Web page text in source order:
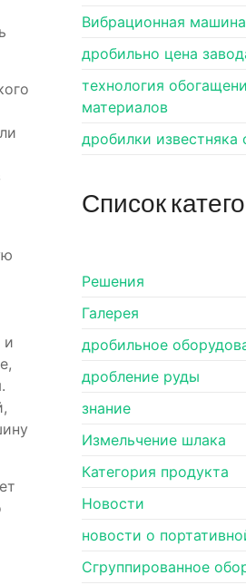
и
Вибрационная
дробильно цена
технология
материалов
дробилки
Список
Pешения
Галерея
дробильное
дробление руды
знание
Измельчение шлака
Категория продукта
Новости
новости о
Сгруппированное